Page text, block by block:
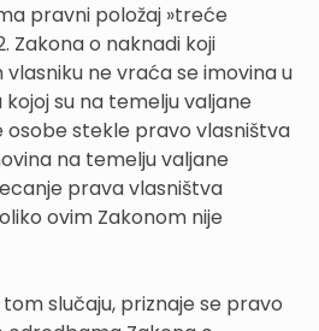
pravni položaj »treće
Zakona o naknadi koji
vlasniku ne vraća se imovina u
su na temelju valjane
stekle pravo vlasništva
na temelju valjane
prava vlasništva
ovim Zakonom nije
tom slučaju, priznaje se pravo